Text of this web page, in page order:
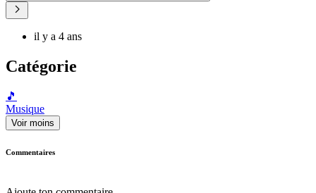
il y a 4 ans
Catégorie
🎵
Musique
Voir moins
Commentaires